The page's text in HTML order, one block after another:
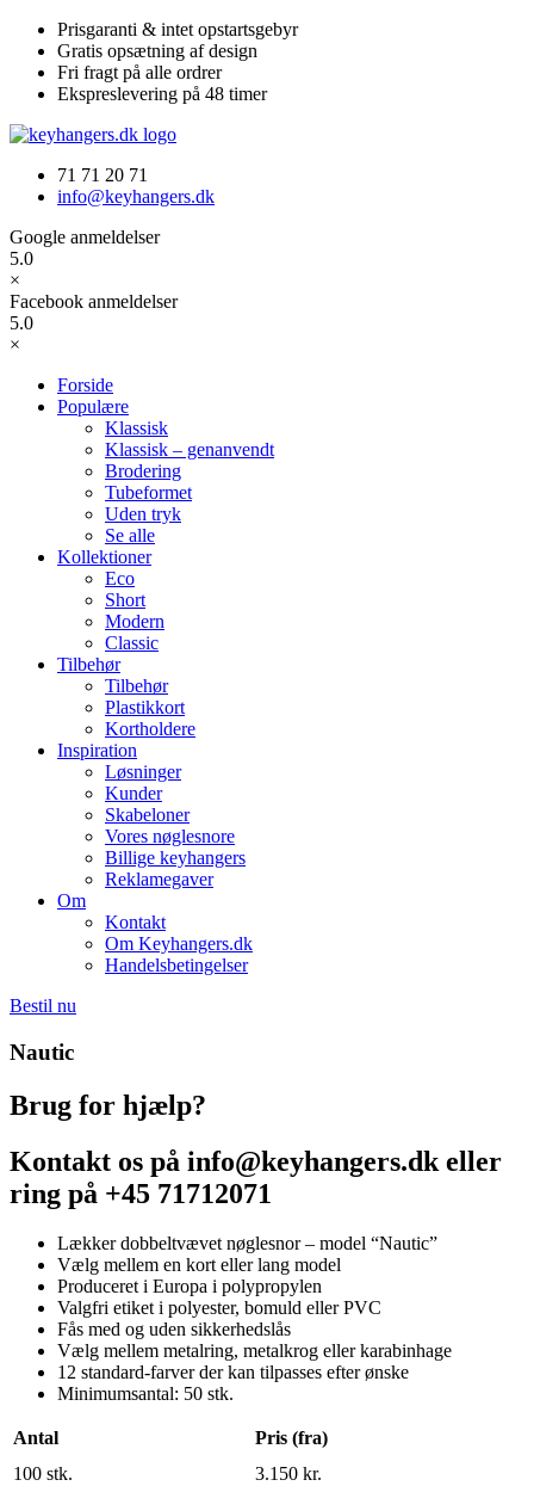
Videre
indhold
Prisgaranti & intet opstartsgebyr
Gratis opsætning af design
Fri fragt på alle ordrer
Ekspreslevering på 48 timer
71 71 20 71
info@keyhangers.dk
Google anmeldelser
5.0
×
Facebook anmeldelser
5.0
×
Forside
Populære
Klassisk
Klassisk – genanvendt
Brodering
Tubeformet
Uden tryk
Se alle
Kollektioner
Eco
Short
Modern
Classic
Tilbehør
Tilbehør
Plastikkort
Kortholdere
Inspiration
Løsninger
Kunder
Skabeloner
Vores nøglesnore
Billige keyhangers
Reklamegaver
Om
Kontakt
Om Keyhangers.dk
Handelsbetingelser
Bestil nu
Nautic
Brug for hjælp?
Kontakt os på info@keyhangers.dk eller
ring på +45 71712071
Lækker dobbeltvævet nøglesnor – model “Nautic”
Vælg mellem en kort eller lang model
Produceret i Europa i polypropylen
Valgfri etiket i polyester, bomuld eller PVC
Fås med og uden sikkerhedslås
Vælg mellem metalring, metalkrog eller karabinhage
12 standard-farver der kan tilpasses efter ønske
Minimumsantal: 50 stk.
Antal
Pris (fra)
100 stk.
3.150 kr.